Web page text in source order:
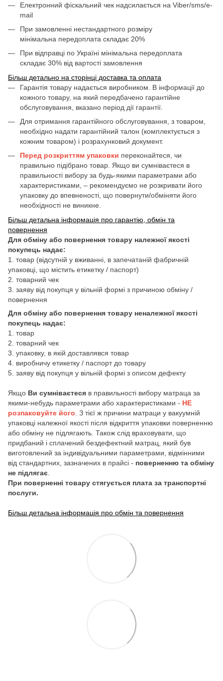
Електронний фіскальний чек надсилається на Viber/sms/e-
mail
При замовленні нестандартного розміру
мінімальна передоплата складає 20%
При відправці по Україні мінімальна передоплата
складає 30% від вартості замовлення
Більш детально на сторінці доставка та оплата
Гарантія товару надається виробником. В інформації до
кожного товару, на який передбачено гарантійне
обслуговування, вказано період дії гарантії.
Для отримання гарантійного обслуговування, з товаром,
необхідно надати гарантійний талон (комплектується з
кожним товаром) і розрахунковий документ.
Перед розкриттям упаковки переконайтеся, чи
правильно підібрано товар. Якщо ви сумніваєтеся в
правильності вибору за будь-якими параметрами або
характеристиками, – рекомендуємо не розкривати його
упаковку до впевненості, що повернути/обміняти його
необхідності не виникне.
Більш детальна інформація про гарантію, обмін та
повернення
Для обміну або повернення товару належної якості
покупець надає:
1. товар (відсутній у вживанні, в запечатаній фабричній
упаковці, що містить етикетку / паспорт)
2. товарний чек
3. заяву від покупця у вільній формі з причиною обміну /
повернення
Для обміну або повернення товару неналежної якості
покупець надає:
1. товар
2. товарний чек
3. упаковку, в якій доставлявся товар
4. виробничу етикетку / паспорт до товару
5. заяву від покупця у вільній формі з описом дефекту
Якщо Ви сумніваєтеся в правильності вибору матраца за
якими-небудь параметрами або характеристиками - НЕ
розпаковуйте його . З тієї ж причини матраци у вакуумній
упаковці належної якості після відкриття упаковки поверненню
або обміну не підлягають. Також слід враховувати, що
придбаний і сплачений бездефектний матрац, який був
виготовлений за індивідуальними параметрами, відмінними
від стандартних, зазначених в прайсі - поверненню та обміну
не підлягає
При поверненні товару стягується плата за транспортні
послуги.
Більш детальна інформація про обмін та повернення